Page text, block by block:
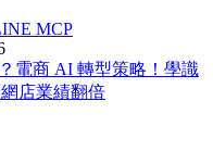
MCP
電商 AI 轉型策略！學識
店業績翻倍